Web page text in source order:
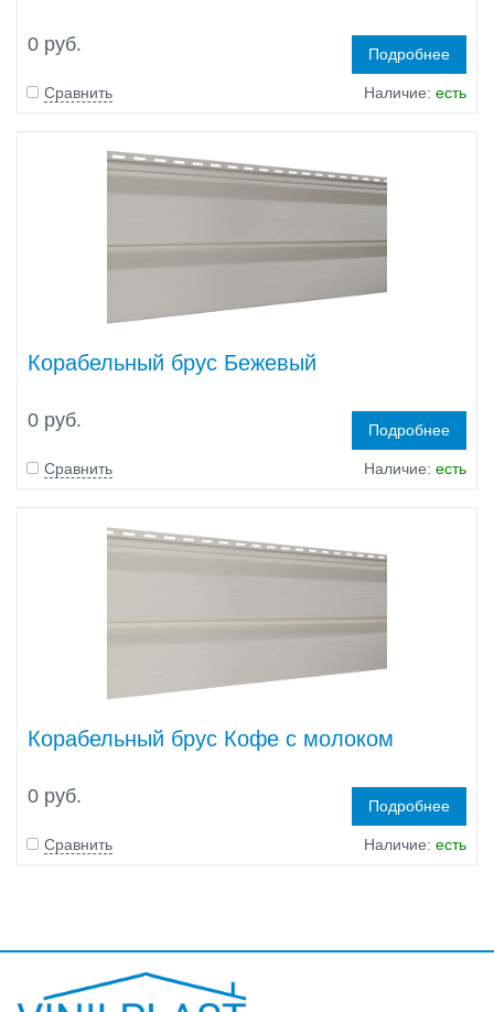
0 руб. Подробнее
Сравнить Наличие: есть
Корабельный брус Бежевый
0 руб. Подробнее
Сравнить Наличие: есть
Корабельный брус Кофе с молоком
0 руб. Подробнее
Сравнить Наличие: есть